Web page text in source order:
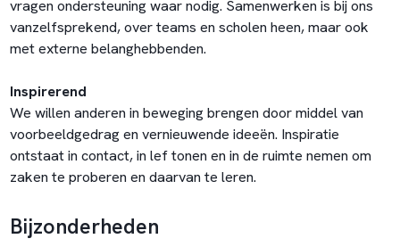
vragen ondersteuning waar nodig. Samenwerken is bij ons
vanzelfsprekend, over teams en scholen heen, maar ook
met externe belanghebbenden.
Inspirerend
We willen anderen in beweging brengen door middel van
voorbeeldgedrag en vernieuwende ideeën. Inspiratie
ontstaat in contact, in lef tonen en in de ruimte nemen om
zaken te proberen en daarvan te leren.
Bijzonderheden